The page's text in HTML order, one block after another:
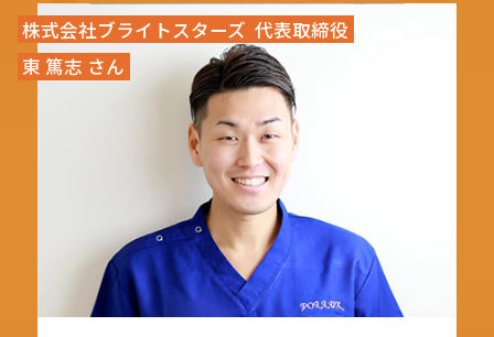
株式会社ブライトスターズ 代表取締役
東 篤志 さん